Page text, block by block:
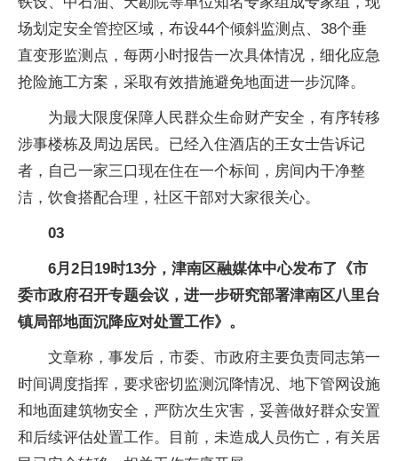
场划定安全管控区域，布设44个倾斜监测点、38个垂
直变形监测点，每两小时报告一次具体情况，细化应急
抢险施工方案，采取有效措施避免地面进一步沉降。
为最大限度保障人民群众生命财产安全，有序转移
涉事楼栋及周边居民。已经入住酒店的王女士告诉记
者，自己一家三口现在住在一个标间，房间内干净整
洁，饮食搭配合理，社区干部对大家很关心。
03
6月2日19时13分，津南区融媒体中心发布了《市
委市政府召开专题会议，进一步研究部署津南区八里台
镇局部地面沉降应对处置工作》。
文章称，事发后，市委、市政府主要负责同志第一
时间调度指挥，要求密切监测沉降情况、地下管网设施
和地面建筑物安全，严防次生灾害，妥善做好群众安置
和后续评估处置工作。目前，未造成人员伤亡，有关居